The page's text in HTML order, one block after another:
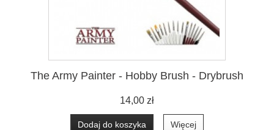
The Army Painter - Hobby Brush - Drybrush
14,00 zł
Dodaj do koszyka Więcej